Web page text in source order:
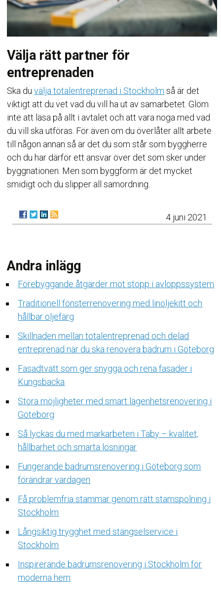
Välja rätt partner för
entreprenaden
Ska duvälja totalentreprenad i Stockholm så är det
viktigt att du vet vad du vill ha ut av samarbetet. Glöm
inte att läsa på allt i avtalet och att vara noga med vad
du vill ska utföras. För även om du överlåter allt arbete
till någon annan så är det du som står som byggherre
och du har därför ett ansvar över det som sker under
byggnationen. Men som byggform är det mycket
smidigt och du slipper all samordning.
4 juni 2021
Andra inlägg
Förebyggande åtgärder mot stopp i avloppssystem
Traditionell fönsterrenovering med linoljekitt och
hållbar oljefärg
Skillnaden mellan totalentreprenad och delad
entreprenad när du ska renovera badrum i Göteborg
Fasadtvätt som ger snygga och rena fasader i
Kungsbacka
Stora möjligheter med smart lägenhetsrenovering i
Göteborg
Så lyckas du med markarbeten i Täby – kvalitet,
hållbarhet och smarta lösningar
Fungerande badrumsrenovering i Göteborg som
förändrar vardagen
Få problemfria stammar genom rätt stamspolning i
Stockholm
Långsiktig trygghet med stängselservice i
Stockholm
Inspirerande badrumsrenovering i Stockholm för
moderna hem